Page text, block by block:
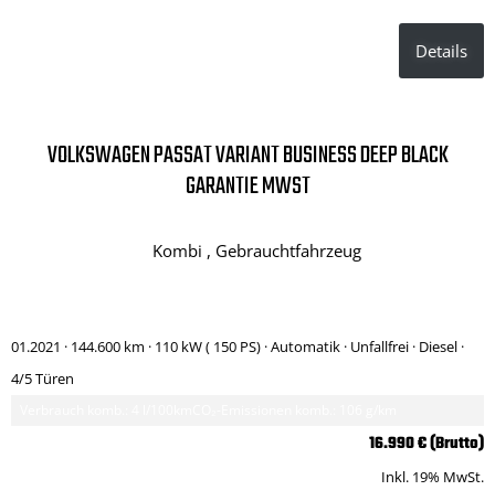
Details
VOLKSWAGEN PASSAT VARIANT BUSINESS DEEP BLACK
GARANTIE MWST
Kombi , Gebrauchtfahrzeug
01.2021 · 144.600 km · 110 kW ( 150 PS) · Automatik · Unfallfrei · Diesel ·
4/5 Türen
16.990 € (Brutto)
Inkl. 19% MwSt.